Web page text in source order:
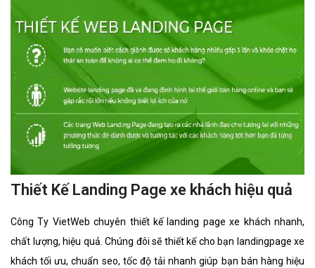
Thiết Kế Landing Page xe khách hiệu quả
Công Ty VietWeb chuyên thiết kế landing page xe khách nhanh,
chất lượng, hiệu quả. Chúng đôi sẽ thiết kế cho bạn landingpage xe
khách tối ưu, chuẩn seo, tốc độ tải nhanh giúp bạn bán hàng hiệu